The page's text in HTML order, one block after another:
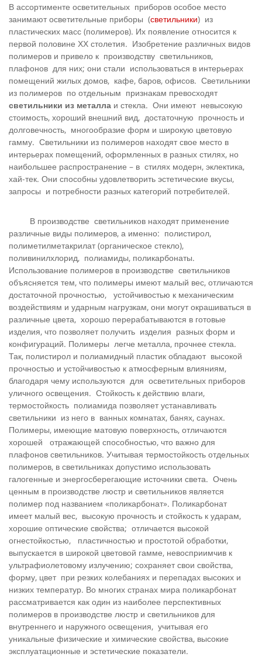
В ассортименте осветительных приборов особое место
занимают осветительные приборы (светильники) из
пластических масс (полимеров). Их появление относится к
первой половине ХХ столетия. Изобретение различных видов
полимеров и привело к производству светильников,
плафонов для них; они стали использоваться в интерьерах
помещений жилых домов, кафе, баров, офисов. Светильники
из полимеров по отдельным признакам превосходят
светильники из металла и стекла. Они имеют невысокую
стоимость, хороший внешний вид, достаточную прочность и
долговечность, многообразие форм и широкую цветовую
гамму. Светильники из полимеров находят свое место в
интерьерах помещений, оформленных в разных стилях, но
наибольшее распространение – в стилях модерн, эклектика,
хай-тек. Они способны удовлетворить эстетические вкусы,
запросы и потребности разных категорий потребителей.
В производстве светильников находят применение
различные виды полимеров, а именно: полистирол,
полиметилметакрилат (органическое стекло),
поливинилхлорид, полиамиды, поликарбонаты.
Использование полимеров в производстве светильников
объясняется тем, что полимеры имеют малый вес, отличаются
достаточной прочностью, устойчивостью к механическим
воздействиям и ударным нагрузкам, они могут окрашиваться в
различные цвета, хорошо перерабатываются в готовые
изделия, что позволяет получить изделия разных форм и
конфигураций. Полимеры легче металла, прочнее стекла.
Так, полистирол и полиамидный пластик обладают высокой
прочностью и устойчивостью к атмосферным влияниям,
благодаря чему используются для осветительных приборов
уличного освещения. Стойкость к действию влаги,
термостойкость полиамида позволяет устанавливать
светильники из него в ванных комнатах, банях, саунах.
Полимеры, имеющие матовую поверхность, отличаются
хорошей отражающей способностью, что важно для
плафонов светильников. Учитывая термостойкость отдельных
полимеров, в светильниках допустимо использовать
галогенные и энергосберегающие источники света. Очень
ценным в производстве люстр и светильников является
полимер под названием «поликарбонат». Поликарбонат
имеет малый вес, высокую прочность и стойкость к ударам,
хорошие оптические свойства; отличается высокой
огнестойкостью, пластичностью и простотой обработки,
выпускается в широкой цветовой гамме, невосприимчив к
ультрафиолетовому излучению; сохраняет свои свойства,
форму, цвет при резких колебаниях и перепадах высоких и
низких температур. Во многих странах мира поликарбонат
рассматривается как один из наиболее перспективных
полимеров в производстве люстр и светильников для
внутреннего и наружного освещения, учитывая его
уникальные физические и химические свойства, высокие
эксплуатационные и эстетические показатели.